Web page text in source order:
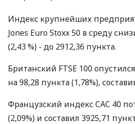
Индекс крупнейших
Jones Euro Stoxx 50 в среду
(2,43 %) - до 2912,36 пункта.
Британский FTSE 100
на 98,28 пункта (1,78%),
Французский индекс CAC 40
(2,09%) и составил 3925,71